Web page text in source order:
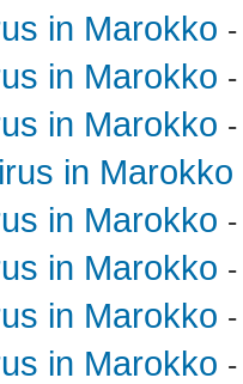
in Marokko
in Marokko
in Marokko
in Marokko
in Marokko
in Marokko
in Marokko
in Marokko